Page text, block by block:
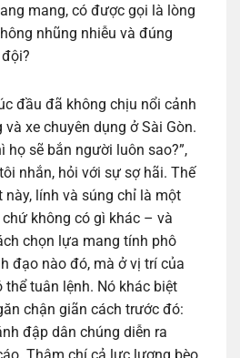
mang, có được gọi là lòng
nhũng nhiễu và đúng
đầu đã không chịu nổi cảnh
xe chuyên dụng ở Sài Gòn.
họ sẽ bắn người luôn sao?”,
nhắn, hỏi với sự sợ hãi. Thế
này, lính và súng chỉ là một
không có gì khác – và
chọn lựa mang tính phô
đạo nào đó, mà ở vị trí của
thể tuân lệnh. Nó khác biệt
chận giãn cách trước đó:
đập dân chúng diễn ra